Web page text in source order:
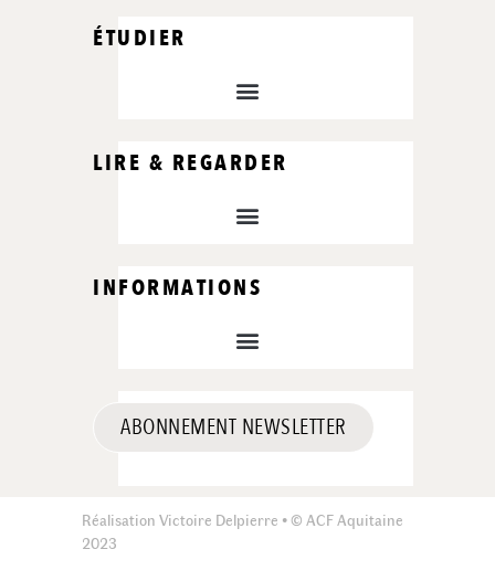
ÉTUDIER
LIRE & REGARDER
INFORMATIONS
ABONNEMENT NEWSLETTER
Réalisation Victoire Delpierre • © ACF Aquitaine
2023